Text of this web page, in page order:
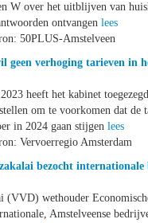
W over het uitblijven van
ontvangen lees
50PLUS-Amstelveen
geen verhoging tarieven in
heeft het kabinet
om te voorkomen dat de
in 2024 gaan stijgen lees
Vervoerregio Amsterdam
bezocht
(VVD) wethouder
Amstelveense